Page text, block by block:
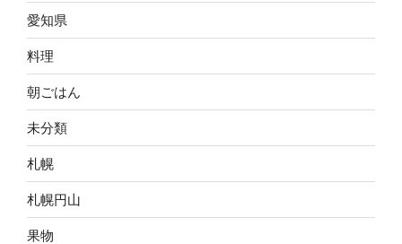
愛知県
料理
朝ごはん
未分類
札幌
札幌円山
果物